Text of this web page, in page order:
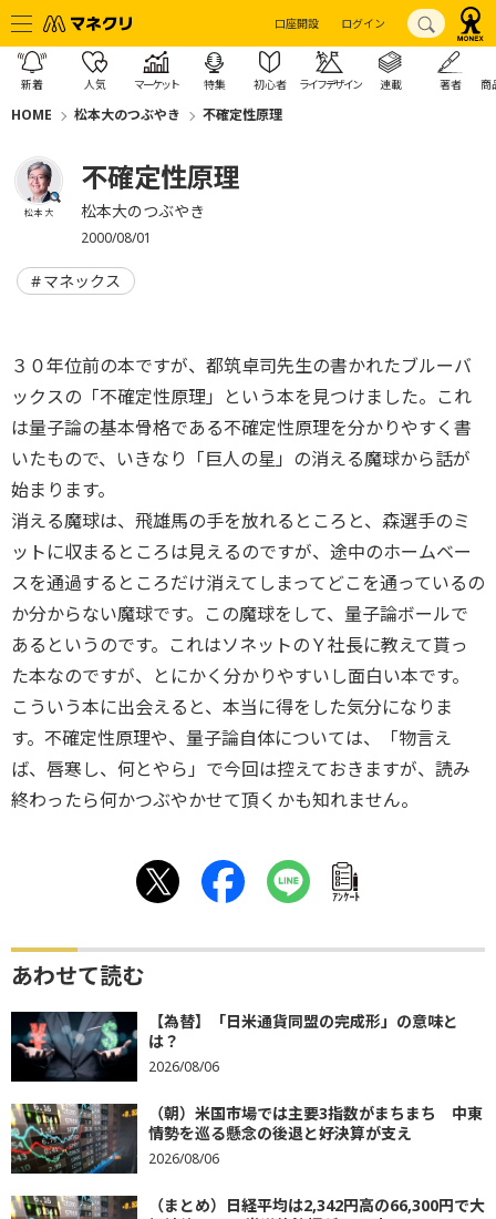
口座開設 ログイン
新着 人気 マーケット 特集 初心者 ライフデザイン 連載 著者 商
HOME 松本大のつぶやき 不確定性原理
松本 大
不確定性原理
松本大のつぶやき
2000/08/01
マネックス
３０年位前の本ですが、都筑卓司先生の書かれたブルーバ
ックスの「不確定性原理」という本を見つけました。これ
は量子論の基本骨格である不確定性原理を分かりやすく書
いたもので、いきなり「巨人の星」の消える魔球から話が
始まります。
消える魔球は、飛雄馬の手を放れるところと、森選手のミ
ットに収まるところは見えるのですが、途中のホームベー
スを通過するところだけ消えてしまってどこを通っているの
か分からない魔球です。この魔球をして、量子論ボールで
あるというのです。これはソネットのＹ社長に教えて貰っ
た本なのですが、とにかく分かりやすいし面白い本です。
こういう本に出会えると、本当に得をした気分になりま
す。不確定性原理や、量子論自体については、「物言え
ば、唇寒し、何とやら」で今回は控えておきますが、読み
終わったら何かつぶやかせて頂くかも知れません。
ｱﾝｹｰﾄ
あわせて読む
【為替】「日米通貨同盟の完成形」の意味と
は？
2026/08/06
（朝）米国市場では主要3指数がまちまち 中東
情勢を巡る懸念の後退と好決算が支え
2026/08/06
（まとめ）日経平均は2,342円高の66,300円で大